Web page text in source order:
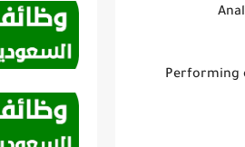
Performing